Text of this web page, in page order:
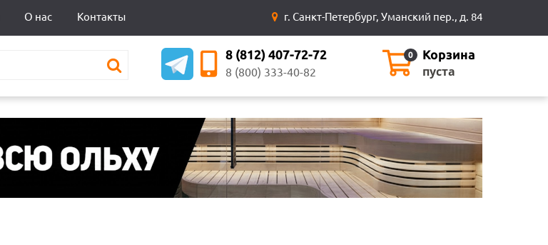
О нас Контакты г. Санкт-Петербург, Уманский пер., д. 84
Корзина
0
пуста
8 (812) 407-72-72
8 (800) 333-40-82